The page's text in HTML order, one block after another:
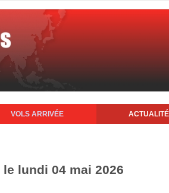
VOLS ARRIVÉE ACTUALITÉ
lundi 04 mai 2026